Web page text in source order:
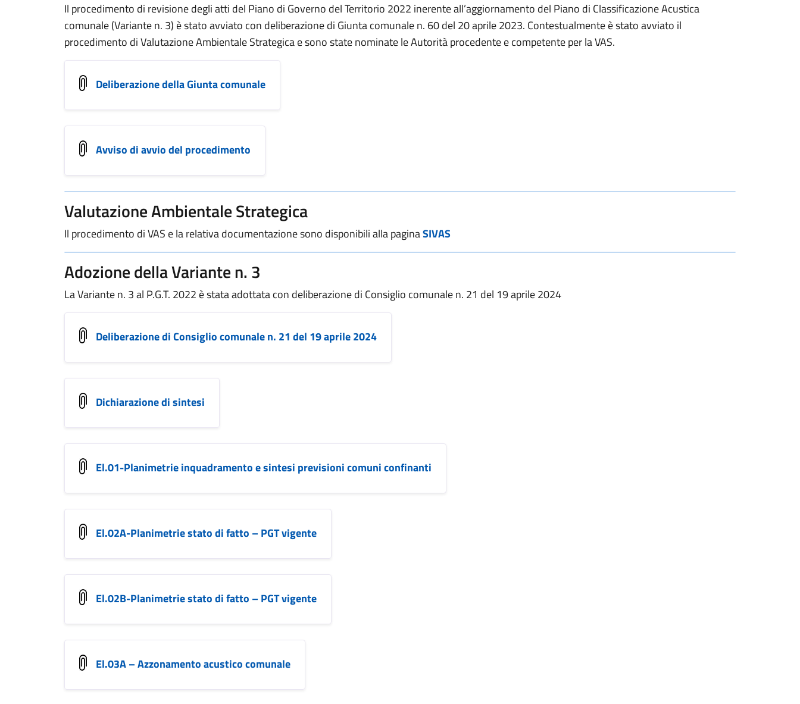
Il procedimento di revisione degli atti del Piano di Governo del Territorio 2022 inerente all’aggiornamento del Piano di Classificazione Acustica
comunale (Variante n. 3) è stato avviato con deliberazione di Giunta comunale n. 60 del 20 aprile 2023. Contestualmente è stato avviato il
procedimento di Valutazione Ambientale Strategica e sono state nominate le Autorità procedente e competente per la VAS.
Deliberazione della Giunta comunale
Avviso di avvio del procedimento
Valutazione Ambientale Strategica
Il procedimento di VAS e la relativa documentazione sono disponibili alla paginaSIVAS
Adozione della Variante n. 3
La Variante n. 3 al P.G.T. 2022 è stata adottata con deliberazione di Consiglio comunale n. 21 del 19 aprile 2024
Deliberazione di Consiglio comunale n. 21 del 19 aprile 2024
Dichiarazione di sintesi
El.01-Planimetrie inquadramento e sintesi previsioni comuni confinanti
El.02A-Planimetrie stato di fatto – PGT vigente
El.02B-Planimetrie stato di fatto – PGT vigente
El.03A – Azzonamento acustico comunale